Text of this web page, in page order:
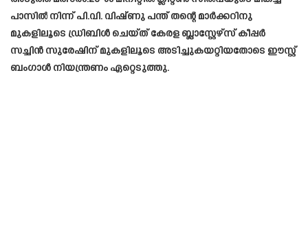
പാസിൽ നിന്ന് പി.വി. വിഷ്ണു പന്ത് തന്റെ മാർക്കറിനു
മുകളിലൂടെ ഡ്രിബിൾ ചെയ്ത് കേരള ബ്ലാസ്റ്റേഴ്‌സ് കീപ്പർ
സച്ചിൻ സുരേഷിന് മുകളിലൂടെ അടിച്ചുകയറ്റിയതോടെ ഈസ്റ്റ്
ബംഗാൾ നിയന്ത്രണം ഏറ്റെടുത്തു.